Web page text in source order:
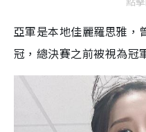
亞軍是本地佳麗羅思雅，
冠，總決賽之前被視為冠